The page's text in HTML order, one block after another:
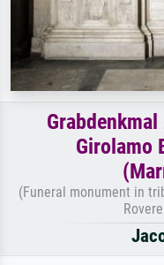
Girolamo
(Funeral monument in